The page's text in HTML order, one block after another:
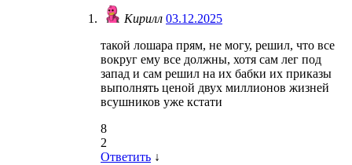
Кирилл 03.12.2025
такой лошара прям, не могу, решил, что все
вокруг ему все должны, хотя сам лег под
запад и сам решил на их бабки их приказы
выполнять ценой двух миллионов жизней
всушников уже кстати
8
2
Ответить ↓